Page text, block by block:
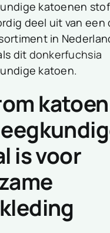
katoenen
deel uit van een
in
dit donkerfuchsia
katoen.
is voor